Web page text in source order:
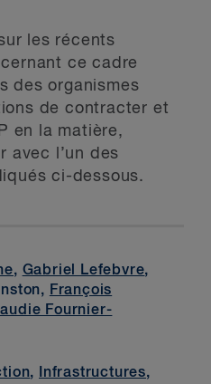
les récents
ce cadre
des organismes
de contracter et
en la matière,
avec l’un des
ci-dessous.
, Gabriel Lefebvre,
François
Fournier-
, Infrastructures,